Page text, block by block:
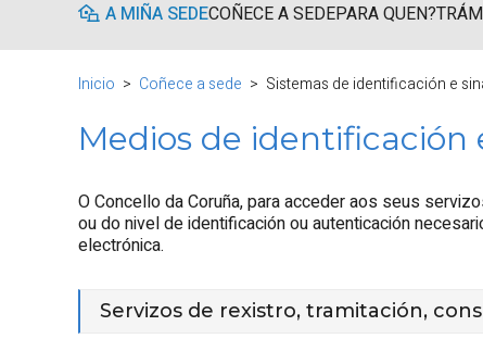
A MIÑA SEDECOÑECE A SEDEPARA QUEN?
Inicio Coñece a sede Sistemas de identificación e
Medios de
O Concello da Coruña, para acceder aos seus
ou do nivel de identificación ou autenticación
electrónica.
Servizos de rexistro, tramitación,